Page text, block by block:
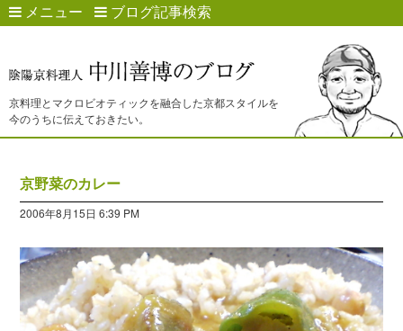
メニュー ブログ記事検索
京料理とマクロビオティックを融合した京都スタイルを
今のうちに伝えておきたい。
京野菜のカレー
2006年8月15日 6:39 PM